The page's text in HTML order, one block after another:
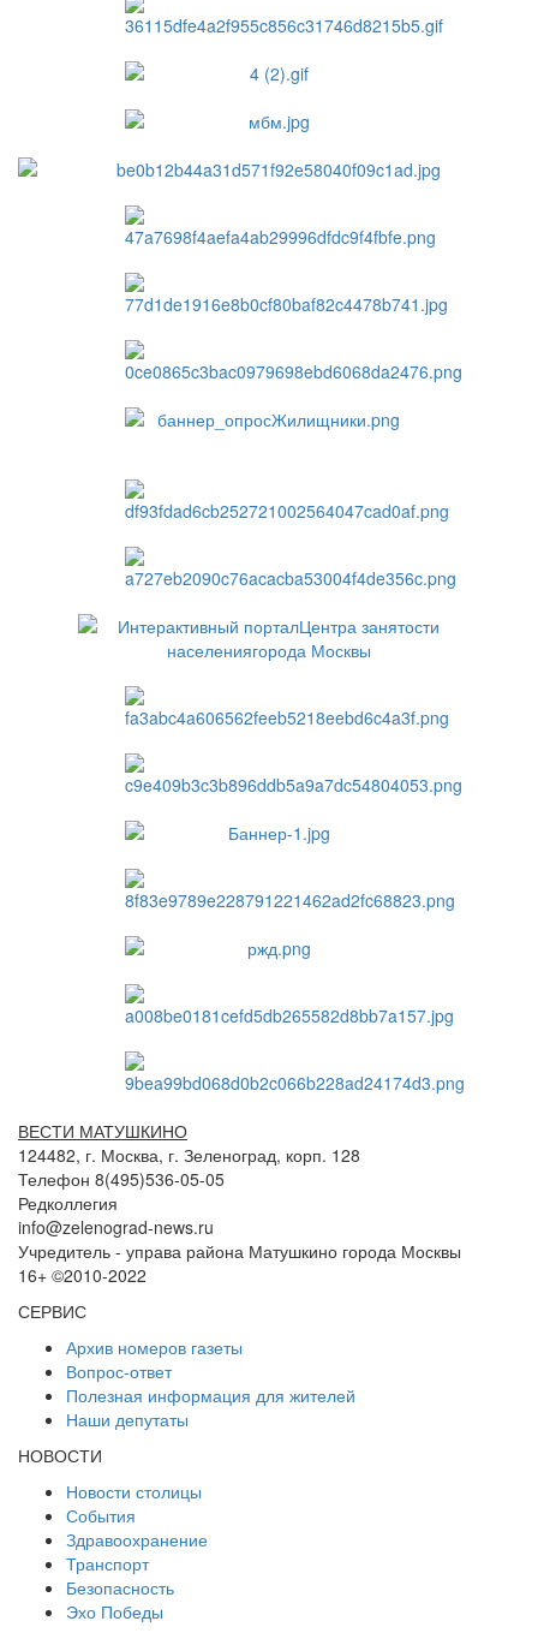
ВЕСТИ МАТУШКИНО
124482, г. Москва, г. Зеленоград, корп. 128
Телефон 8(495)536-05-05
Редколлегия
info@zelenograd-news.ru
Учредитель - управа района Матушкино города Москвы
16+ ©2010-2022
СЕРВИС
Архив номеров газеты
Вопрос-ответ
Полезная информация для жителей
Наши депутаты
НОВОСТИ
Новости столицы
События
Здравоохранение
Транспорт
Безопасность
Эхо Победы